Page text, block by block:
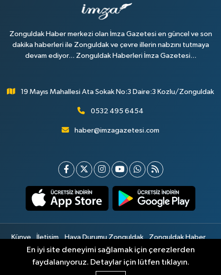
Zonguldak Haber merkezi olan İmza Gazetesi en güncel ve son
dakika haberleri ile Zonguldak ve çevre illerin nabzını tutmaya
devam ediyor... Zonguldak Haberleri İmza Gazetesi...
19 Mayıs Mahallesi Ata Sokak No:3 Daire:3 Kozlu/Zonguldak
0532 495 6454
haber@imzagazetesi.com
Künye İletişim Hava Durumu Zonguldak
Zonguldak Haber
Gizlilik Sözleşmesi
Hizmet Şartları Sitemap
En iyi site deneyimi sağlamak için çerezlerden
faydalanıyoruz. Detaylar için lütfen tıklayın.